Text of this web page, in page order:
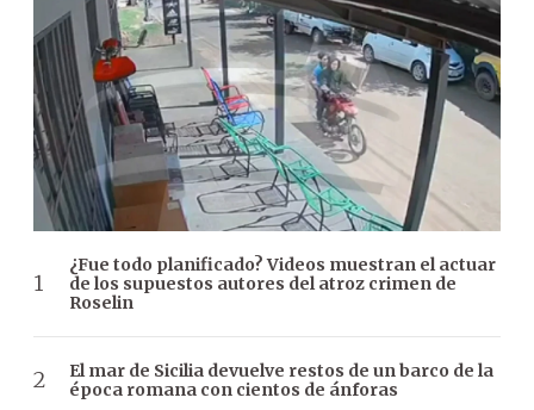
¿Fue todo planificado? Videos muestran el actuar
de los supuestos autores del atroz crimen de
Roselin
El mar de Sicilia devuelve restos de un barco de la
época romana con cientos de ánforas